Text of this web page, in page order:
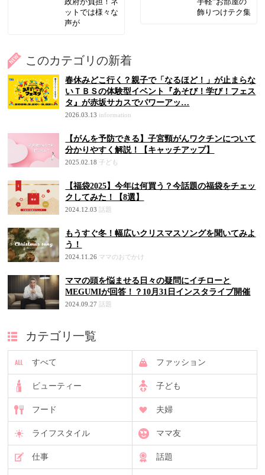
政府が負担！ネ
ットでは様々な
声が
手軽”お部屋の
飾りつけテク集
このカテゴリの新着
春休みどこ行く？親子で「なるほど！」が止まらな
いＴＢＳの体験型イベント『あそび！学び！フェス
タ』が赤坂サカスでパワーアッ…
2026.03.13 information
【がんを予防できる】子宮頸がんワクチンについて
分かりやすく解説！【キャッチアップ】
2025.02.18 子ども
【福袋2025】今年は何買う？今話題の福袋をチェッ
クしてみた！【8選】
2024.12.03 話題
もうすぐ冬！幅広いクリスマスソングを聞いてみよ
う！
2024.11.26 ママのおでかけ
ママの頭を悩ませる日々の疑問にイチローと
MEGUMIが回答！？10月31日インスタライブ開催
2024.09.27 話題
カテゴリ一覧
すべて ファッション
ビューティー 子ども
フード 夫婦
ライフスタイル ママ友
仕事 話題